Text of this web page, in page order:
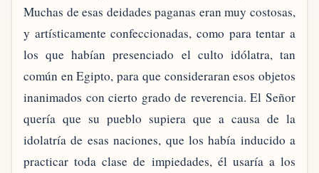
Muchas de esas deidades paganas eran muy costosas,
y artísticamente confeccionadas, como para tentar a
los que habían presenciado el culto idólatra, tan
común en Egipto, para que consideraran esos objetos
inanimados con cierto grado de reverencia. El Señor
quería que su pueblo supiera que a causa de la
idolatría de esas naciones, que los había inducido a
practicar toda clase de impiedades, él usaría a los